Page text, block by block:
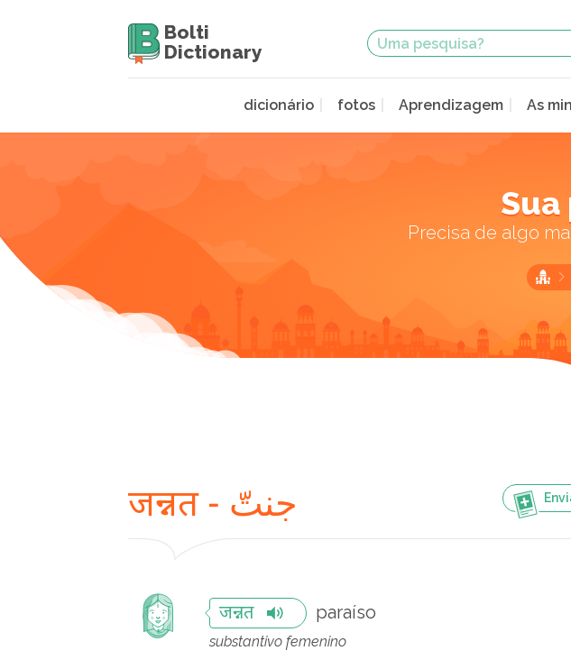
Bolti
Dictionary
dicionário fotos Aprendizagem As
Precisa de algo
जन्नत - جنتّ
जन्नत paraíso
substantivo femenino